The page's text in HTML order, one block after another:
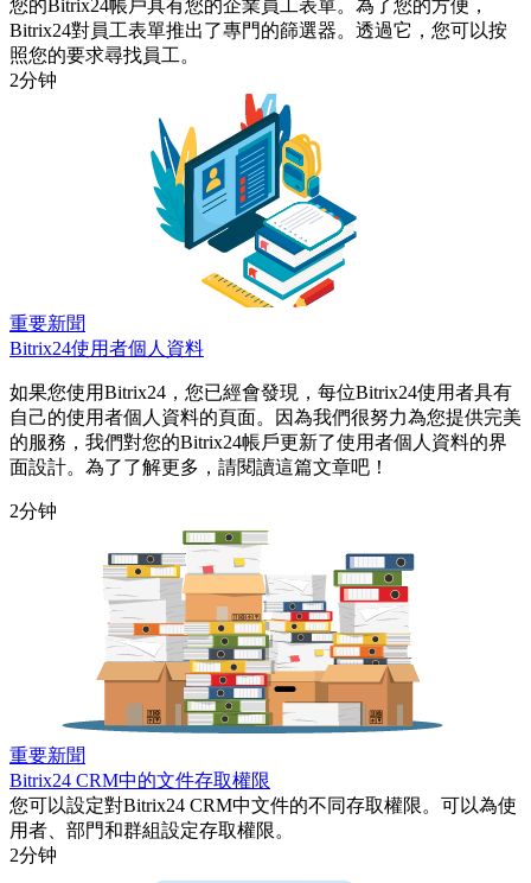
您的Bitrix24帳戶具有您的企業員工表單。為了您的方便，
Bitrix24對員工表單推出了專門的篩選器。透過它，您可以按
照您的要求尋找員工。
2分钟
重要新聞
Bitrix24使用者個人資料
如果您使用Bitrix24，您已經會發現，每位Bitrix24使用者具有
自己的使用者個人資料的頁面。因為我們很努力為您提供完美
的服務，我們對您的Bitrix24帳戶更新了使用者個人資料的界
面設計。為了了解更多，請閱讀這篇文章吧！
2分钟
重要新聞
Bitrix24 CRM中的文件存取權限
您可以設定對Bitrix24 CRM中文件的不同存取權限。可以為使
用者、部門和群組設定存取權限。
2分钟